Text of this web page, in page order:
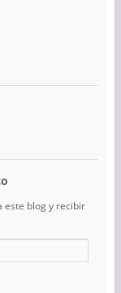
este blog y recibir